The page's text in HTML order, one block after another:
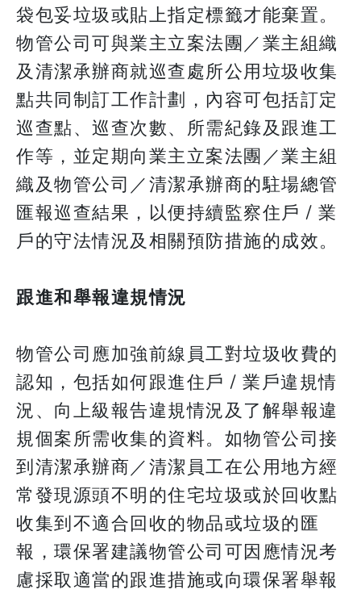
袋包妥垃圾或貼上指定標籤才能棄置。
物管公司可與業主立案法團／業主組織
及清潔承辦商就巡查處所公用垃圾收集
點共同制訂工作計劃，內容可包括訂定
巡查點、巡查次數、所需紀錄及跟進工
作等，並定期向業主立案法團／業主組
織及物管公司／清潔承辦商的駐場總管
匯報巡查結果，以便持續監察住戶 / 業
戶的守法情況及相關預防措施的成效。
跟進和舉報違規情況
物管公司應加強前線員工對垃圾收費的
認知，包括如何跟進住戶 / 業戶違規情
況、向上級報告違規情況及了解舉報違
規個案所需收集的資料。如物管公司接
到清潔承辦商／清潔員工在公用地方經
常發現源頭不明的住宅垃圾或於回收點
收集到不適合回收的物品或垃圾的匯
報，環保署建議物管公司可因應情況考
慮採取適當的跟進措施或向環保署舉報